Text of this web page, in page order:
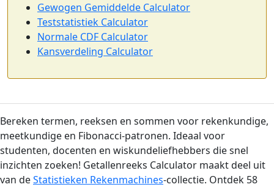
Gewogen Gemiddelde Calculator
Teststatistiek Calculator
Normale CDF Calculator
Kansverdeling Calculator
Bereken termen, reeksen en sommen voor rekenkundige,
meetkundige en Fibonacci-patronen. Ideaal voor
studenten, docenten en wiskundeliefhebbers die snel
inzichten zoeken! Getallenreeks Calculator maakt deel uit
van deStatistieken Rekenmachines-collectie. Ontdek 58